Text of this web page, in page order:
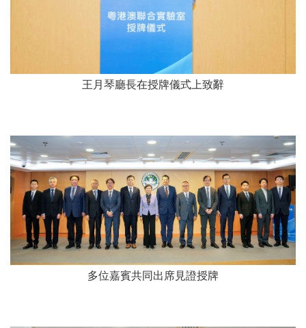
王月琴廳長在授牌儀式上致辭
多位嘉賓共同出席見證授牌